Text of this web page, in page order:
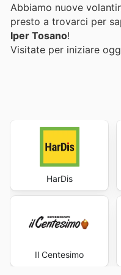
Abbiamo nuove
presto a trovarci per
Iper Tosano!
Visitate per iniziare
HarDis
Il Centesimo